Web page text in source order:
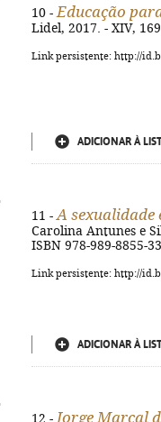
10 - Educação
Lidel, 2017. - XIV,
Link persistente: http://
ADICIONAR À
11 - A sexualidade
Carolina Antunes e
ISBN 978-989-8855-
Link persistente: http://
ADICIONAR À
12 - Jorge Marçal